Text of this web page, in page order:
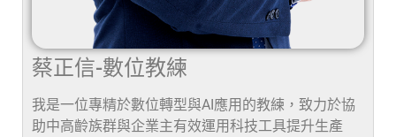
蔡正信-數位教練
我是一位專精於數位轉型與AI應用的教練，致力於協
助中高齡族群與企業主有效運用科技工具提升生產